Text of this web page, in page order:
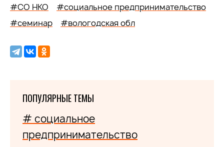
#СО НКО
#социальное предпринимательство
#семинар
#вологодская обл
ПОПУЛЯРНЫЕ ТЕМЫ
# социальное
предпринимательство